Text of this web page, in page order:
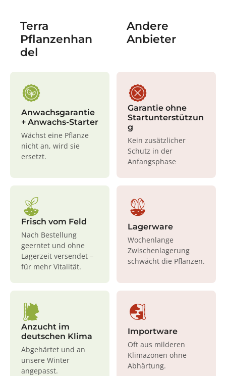
Terra
Pflanzenhan
del
Andere
Anbieter
Anwachsgarantie
+ Anwachs-Starter
Wächst eine Pflanze
nicht an, wird sie
ersetzt.
Garantie ohne
Startunterstützun
g
Kein zusätzlicher
Schutz in der
Anfangsphase
Frisch vom Feld
Nach Bestellung
geerntet und ohne
Lagerzeit versendet –
für mehr Vitalität.
Lagerware
Wochenlange
Zwischenlagerung
schwächt die Pflanzen.
Anzucht im
deutschen Klima
Abgehärtet und an
unsere Winter
angepasst.
Importware
Oft aus milderen
Klimazonen ohne
Abhärtung.